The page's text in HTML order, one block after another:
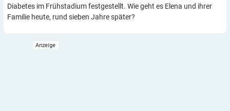
Diabetes im Frühstadium festgestellt. Wie geht es Elena und ihrer
Familie heute, rund sieben Jahre später?